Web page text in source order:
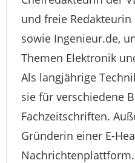
und freie
sowie Ingenieur.de,
Themen Elektronik
Als langjährige
sie für verschiedene
Fachzeitschriften.
Gründerin einer E-
Nachrichtenplattform.